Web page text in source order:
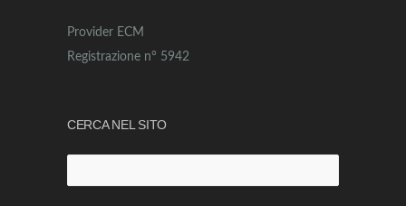
Provider ECM
Registrazione n° 5942
CERCA NEL SITO
per: